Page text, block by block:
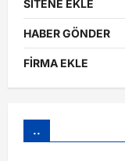
SİTENE EKLE
HABER GÖNDER
FİRMA EKLE
..